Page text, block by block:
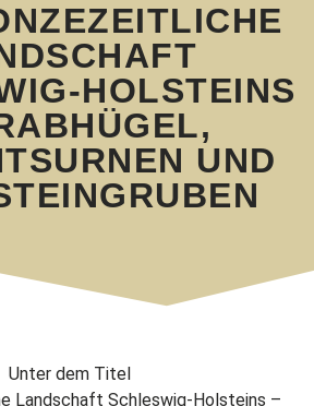
HOLSTEINS
UND
Unter dem Titel
Landschaft Schleswig-Holsteins –